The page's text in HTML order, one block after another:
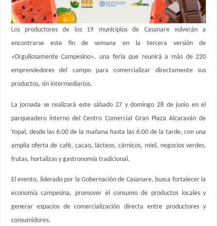
Los productores de los 19 municipios de Casanare volverán a
encontrarse este fin de semana en la tercera versión de
«Orgullosamente Campesino», una feria que reunirá a más de 220
emprendedores del campo para comercializar directamente sus
productos, sin intermediarios.
La jornada se realizará este sábado 27 y domingo 28 de junio en el
parqueadero interno del Centro Comercial Gran Plaza Alcaraván de
Yopal, desde las 6:00 de la mañana hasta las 6:00 de la tarde, con una
amplia oferta de café, cacao, lácteos, cárnicos, miel, negocios verdes,
frutas, hortalizas y gastronomía tradicional.
El evento, liderado por la Gobernación de Casanare, busca fortalecer la
economía campesina, promover el consumo de productos locales y
generar espacios de comercialización directa entre productores y
consumidores.